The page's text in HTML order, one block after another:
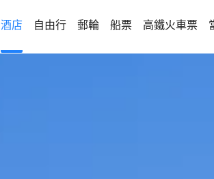
酒店 自由行 郵輪 船票 高鐵火車票